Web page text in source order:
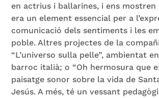
en actrius i ballarines, i ens mostren
era un element essencial per a
comunicació dels sentiments i les
poble. Altres projectes de la
“L’universo sulla pelle”, ambientat
barroc italià; o “Oh hermosura que
paisatge sonor sobre la vida de
Jesús. A més, té un vessant